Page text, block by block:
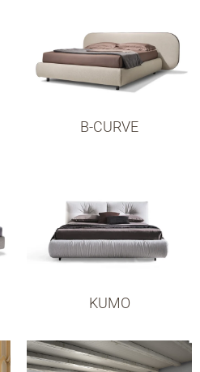
B-CURVE
KUMO